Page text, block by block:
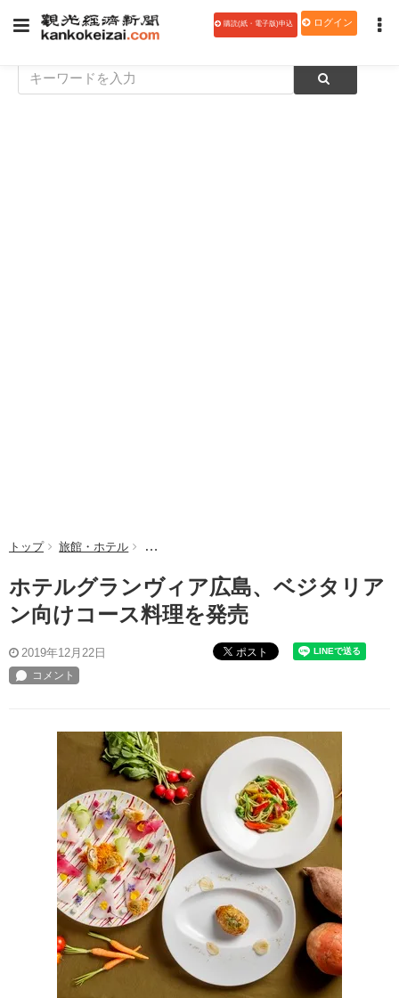
購読(紙・電子版)申込 ログイン
トップ 旅館・ホテル ホテルグランヴィア広島、ベジタリアン向けコ
ホテルグランヴィア広島、ベジタリア
ン向けコース料理を発売
2019年12月22日 ポスト